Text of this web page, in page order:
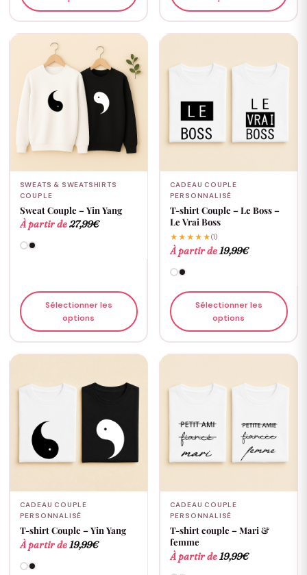
SWEATS & SWEATSHIRTS
COUPLE
Sweat Couple – Yin Yang
À partir de27,99€
Sélectionner les
options
CADEAU COUPLE
PERSONNALISÉ
T-shirt Couple – Le Boss –
Le Vrai Boss
★★★★★(1)
À partir de19,99€
Sélectionner les
options
CADEAU COUPLE
PERSONNALISÉ
T-shirt Couple – Yin Yang
À partir de19,99€
CADEAU COUPLE
PERSONNALISÉ
T-shirt couple – Mari &
femme
À partir de19,99€